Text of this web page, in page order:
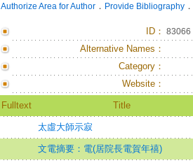
Authorize Area for Author． Provide Bibliography．
ID： 83066
Alternative Names：
Category：
Website：
Fulltext Title
太虛大師示寂
文電摘要：電(居院長電賀年禧)